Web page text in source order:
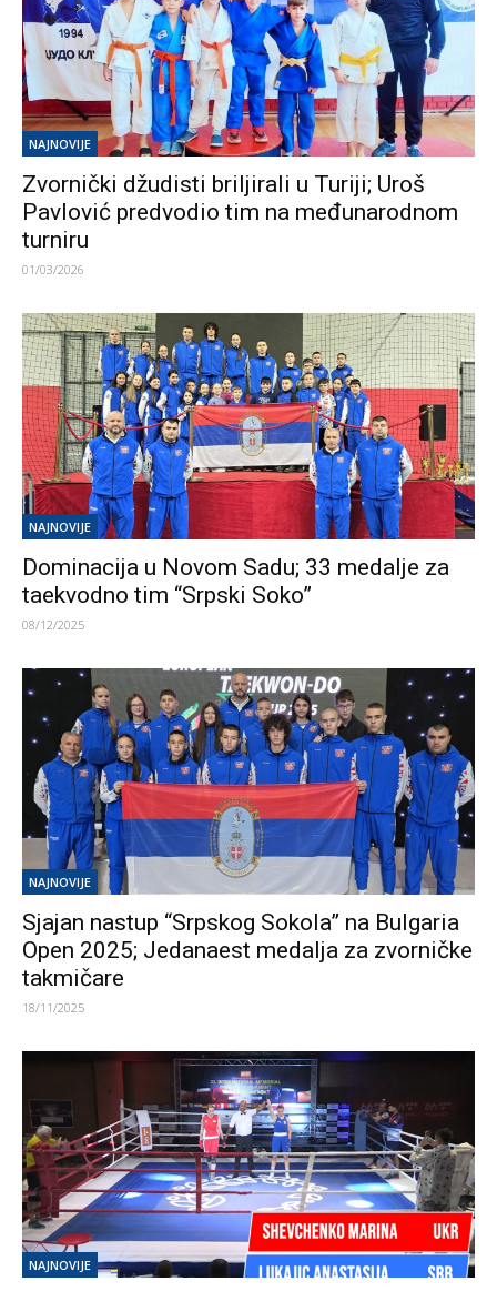
NAJNOVIJE
Zvornički džudisti briljirali u Turiji; Uroš
Pavlović predvodio tim na međunarodnom
turniru
01/03/2026
NAJNOVIJE
Dominacija u Novom Sadu; 33 medalje za
taekvodno tim “Srpski Soko”
08/12/2025
NAJNOVIJE
Sjajan nastup “Srpskog Sokola” na Bulgaria
Open 2025; Jedanaest medalja za zvorničke
takmičare
18/11/2025
NAJNOVIJE